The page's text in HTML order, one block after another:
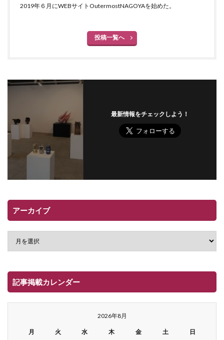
2019年６月にWEBサイトOutermostNAGOYAを始めた。
投稿一覧へ
最新情報をチェックしよう！
アーカイブ
記事掲載カレンダー
2026年8月
月 火 水 木 金 土 日